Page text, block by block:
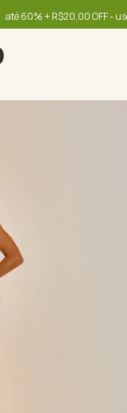
+ R$20,00 OFF - use o